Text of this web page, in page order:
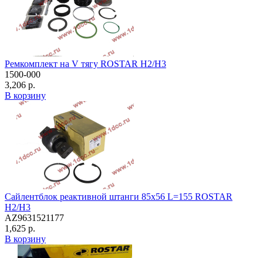
Ремкомплект на V тягу ROSTAR H2/H3
1500-000
3,206 р.
В корзину
Сайлентблок реактивной штанги 85х56 L=155 ROSTAR
H2/H3
AZ9631521177
1,625 р.
В корзину